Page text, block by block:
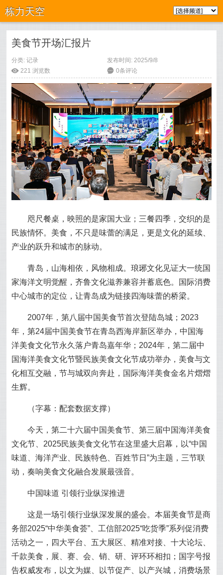
栋力天空
美食节开场汇报片
分类:记录
发布时间: 2025/9/8
ė 221 浏览数 6 0条评论
咫尺餐桌，映照的是家国大业；三餐四季，交织的是
民族情怀。美食，不只是味蕾的满足，更是文化的延续、
产业的跃升和城市的脉动。
青岛，山海相依，风物相成。琅琊文化见证大一统国
家海洋文明觉醒，齐鲁文化滋养兼容并蓄底色。国际消费
中心城市的定位，让青岛成为链接四海味蕾的桥梁。
2007年，第八届中国美食节首次登陆岛城；2023
年，第24届中国美食节在青岛西海岸新区举办，中国海
洋美食文化节永久落户青岛嘉年华；2024年，第二届中
国海洋美食文化节暨民族美食文化节成功举办，美食与文
化相互交融，节与城双向奔赴，国际海洋美食金名片熠熠
生辉。
（字幕：配套数据支撑）
今天，第二十六届中国美食节、第三届中国海洋美食
文化节、2025民族美食文化节在这里盛大启幕，以“中国
味道、海洋产业、民族特色、百姓节日”为主题，三节联
动，奏响美食文化融合发展最强音。
中国味道 引领行业纵深推进
这是一场引领行业纵深发展的盛会。本届美食节是商
务部2025“中华美食荟”、工信部2025“吃货季”系列促消费
活动之一，四大平台、五大展区、精准对接、十大论坛、
千款美食，展、赛、会、销、研、评环环相扣；国字号报
告权威发布，以文为媒、以节促产、以产兴城，消费场景